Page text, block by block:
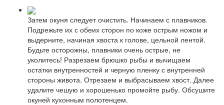
Затем окуня следует очистить. Начинаем с плавников.
Подрежьте их с обеих сторон по коже острым ножом и
выдерните, начиная хвоста к голове, цельной лентой.
Будьте осторожны, плавники очень острые, не
уколитесь! Разрезаем брюшко рыбы и вычищаем
остатки внутренностей и черную пленку с внутренней
стороны живота. Отрезаем и выбрасываем хвост. Далее
удалите чешую и хорошенько промойте рыбу. Обсушите
окуней кухонным полотенцем.